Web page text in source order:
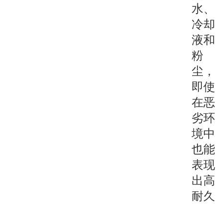
水、
冷却
液和
粉
尘，
即使
在恶
劣环
境中
也能
表现
出高
耐久